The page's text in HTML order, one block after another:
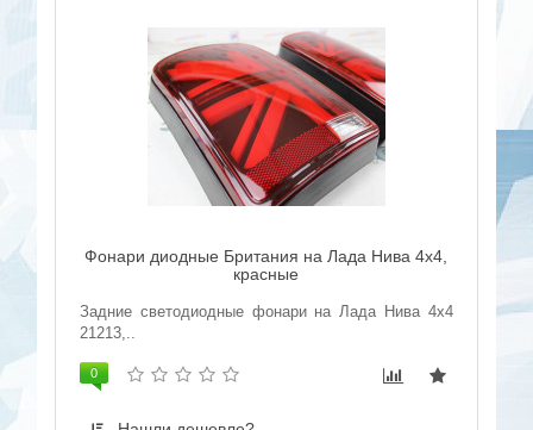
Фонари диодные Британия на Лада Нива 4x4,
красные
Задние светодиодные фонари на Лада Нива 4x4
21213,..
0